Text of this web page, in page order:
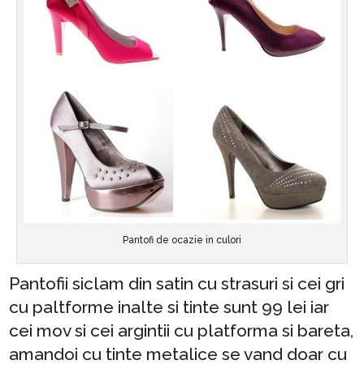
Pantofi de ocazie in culori
Pantofii siclam din satin cu strasuri si cei gri
cu paltforme inalte si tinte sunt 99 lei iar
cei mov si cei argintii cu platforma si bareta,
amandoi cu tinte metalice se vand doar cu